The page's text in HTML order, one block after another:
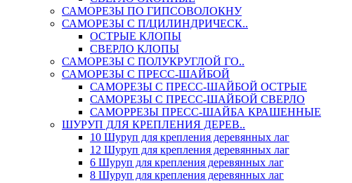
САМОРЕЗЫ ПО ГИПСОВОЛОКНУ
САМОРЕЗЫ С П/ЦИЛИНДРИЧЕСК..
ОСТРЫЕ КЛОПЫ
СВЕРЛО КЛОПЫ
САМОРЕЗЫ С ПОЛУКРУГЛОЙ ГО..
САМОРЕЗЫ С ПРЕСС-ШАЙБОЙ
САМОРЕЗЫ С ПРЕСС-ШАЙБОЙ ОСТРЫЕ
САМОРЕЗЫ С ПРЕСС-ШАЙБОЙ СВЕРЛО
САМОРРЕЗЫ ПРЕСС-ШАЙБА КРАШЕННЫЕ
ШУРУП ДЛЯ КРЕПЛЕНИЯ ДЕРЕВ..
10 Шуруп для крепления деревянных лаг
12 Шуруп для крепления деревянных лаг
6 Шуруп для крепления деревянных лаг
8 Шуруп для крепления деревянных лаг